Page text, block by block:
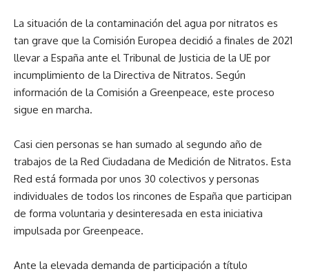
La situación de la contaminación del agua por nitratos es
tan grave que la Comisión Europea decidió a finales de 2021
llevar a España ante el Tribunal de Justicia de la UE por
incumplimiento de la Directiva de Nitratos. Según
información de la Comisión a Greenpeace, este proceso
sigue en marcha.
Casi cien personas se han sumado al segundo año de
trabajos de la Red Ciudadana de Medición de Nitratos. Esta
Red está formada por unos 30 colectivos y personas
individuales de todos los rincones de España que participan
de forma voluntaria y desinteresada en esta iniciativa
impulsada por Greenpeace.
Ante la elevada demanda de participación a título